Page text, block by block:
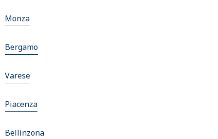
Monza
Bergamo
Varese
Piacenza
Bellinzona